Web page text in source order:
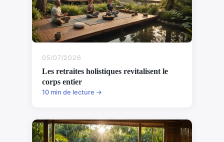
05/07/2026
Les retraites holistiques revitalisent le
corps entier
10 min de lecture →